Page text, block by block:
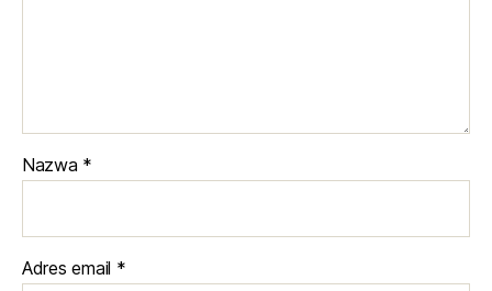
Nazwa *
Adres email *